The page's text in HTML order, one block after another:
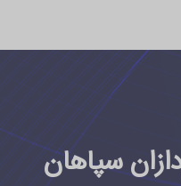
سپاهان